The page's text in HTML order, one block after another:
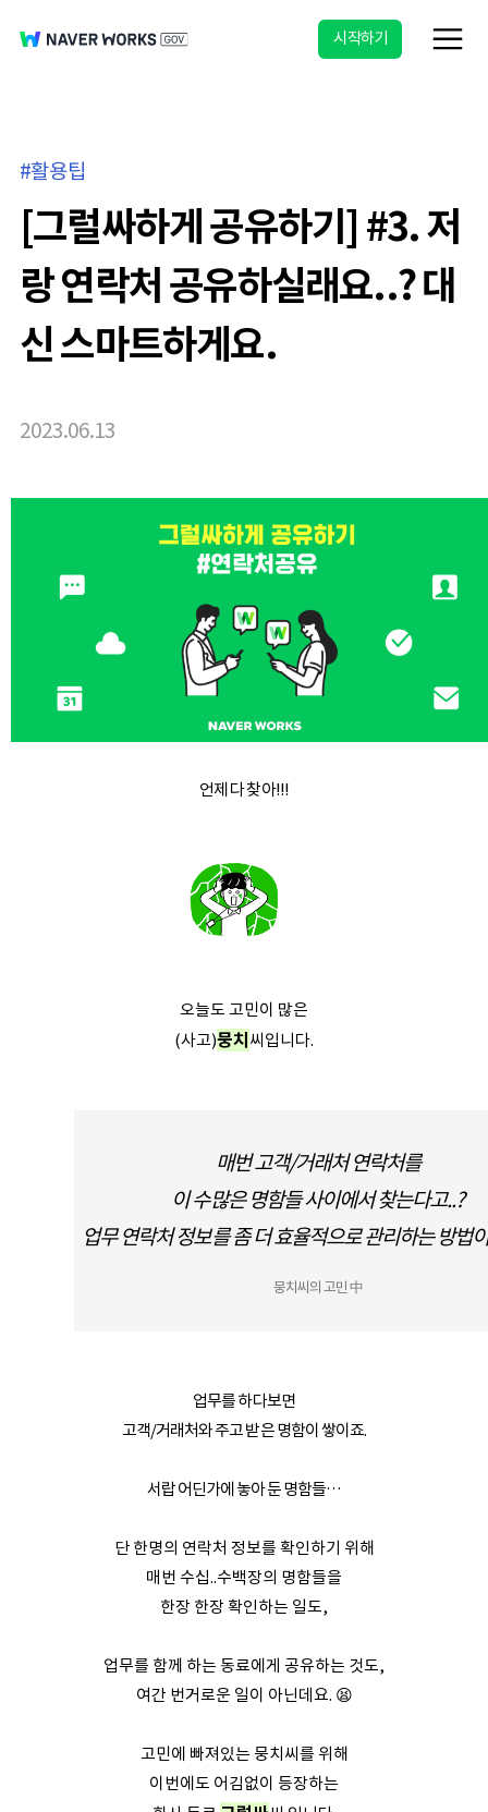
시작하기
활용팁
[그럴싸하게 공유하기] #3. 저
랑 연락처 공유하실래요..? 대
신 스마트하게요.
2023.06.13
언제 다 찾아!!!
오늘도 고민이 많은
(사고)뭉치 씨입니다.
매번 고객/거래처 연락처를
이 수많은 명함들 사이에서 찾는다고..?
업무 연락처 정보를 좀 더 효율적으로 관리하는 방법
뭉치씨의 고민 中
업무를 하다보면
고객/거래처와 주고 받은 명함이 쌓이죠.
서랍 어딘가에 놓아 둔 명함들…
단 한명의 연락처 정보를 확인하기 위해
매번 수십..수백장의 명함들을
한장 한장 확인하는 일도,
업무를 함께 하는 동료에게 공유하는 것도,
여간 번거로운 일이 아닌데요. 😫
고민에 빠져있는 뭉치씨를 위해
이번에도 어김없이 등장하는